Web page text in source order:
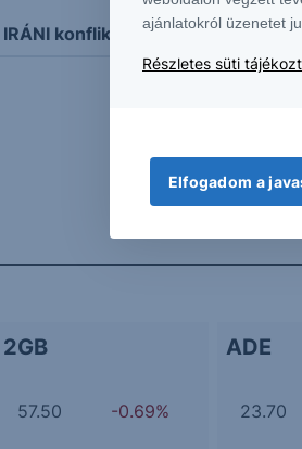
IRÁNI konfliktus - Honnan indult és
2GB
57.50 -0.69%
ADE
23.70
ajánlatokról üzenetet
Részletes süti
Elfogadom a